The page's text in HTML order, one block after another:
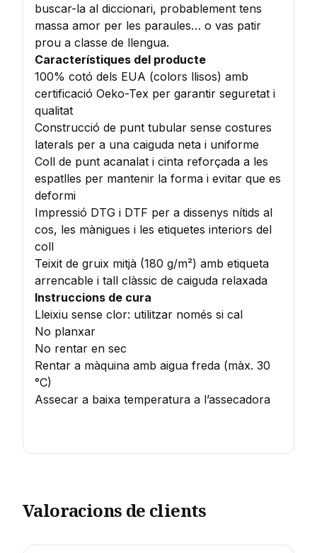
buscar-la al diccionari, probablement tens
massa amor per les paraules… o vas patir
prou a classe de llengua.
Característiques del producte
100% cotó dels EUA (colors llisos) amb
certificació Oeko-Tex per garantir seguretat i
qualitat
Construcció de punt tubular sense costures
laterals per a una caiguda neta i uniforme
Coll de punt acanalat i cinta reforçada a les
espatlles per mantenir la forma i evitar que es
deformi
Impressió DTG i DTF per a dissenys nítids al
cos, les mànigues i les etiquetes interiors del
coll
Teixit de gruix mitjà (180 g/m²) amb etiqueta
arrencable i tall clàssic de caiguda relaxada
Instruccions de cura
Lleixiu sense clor: utilitzar només si cal
No planxar
No rentar en sec
Rentar a màquina amb aigua freda (màx. 30
°C)
Assecar a baixa temperatura a l’assecadora
Valoracions de clients